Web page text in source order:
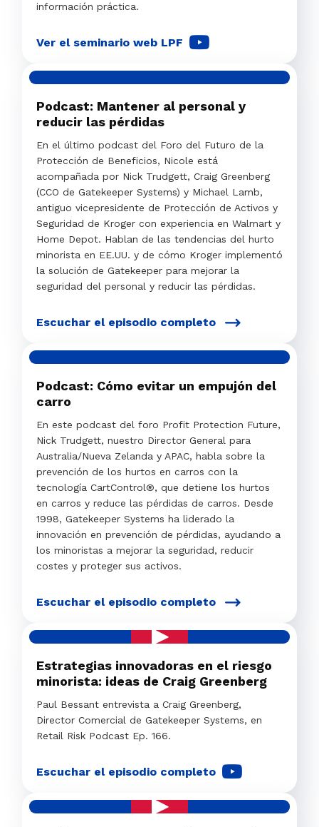
información práctica.
Ver el seminario web LPF
Podcast: Mantener al personal y
reducir las pérdidas
En el último podcast del Foro del Futuro de la
Protección de Beneficios, Nicole está
acompañada por Nick Trudgett, Craig Greenberg
(CCO de Gatekeeper Systems) y Michael Lamb,
antiguo vicepresidente de Protección de Activos y
Seguridad de Kroger con experiencia en Walmart y
Home Depot. Hablan de las tendencias del hurto
minorista en EE.UU. y de cómo Kroger implementó
la solución de Gatekeeper para mejorar la
seguridad del personal y reducir las pérdidas.
Escuchar el episodio completo
Podcast: Cómo evitar un empujón del
carro
En este podcast del foro Profit Protection Future,
Nick Trudgett, nuestro Director General para
Australia/Nueva Zelanda y APAC, habla sobre la
prevención de los hurtos en carros con la
tecnología CartControl®, que detiene los hurtos
en carros y reduce las pérdidas de carros. Desde
1998, Gatekeeper Systems ha liderado la
innovación en prevención de pérdidas, ayudando a
los minoristas a mejorar la seguridad, reducir
costes y proteger sus activos.
Escuchar el episodio completo
Estrategias innovadoras en el riesgo
minorista: ideas de Craig Greenberg
Paul Bessant entrevista a Craig Greenberg,
Director Comercial de Gatekeeper Systems, en
Retail Risk Podcast Ep. 166.
Escuchar el episodio completo